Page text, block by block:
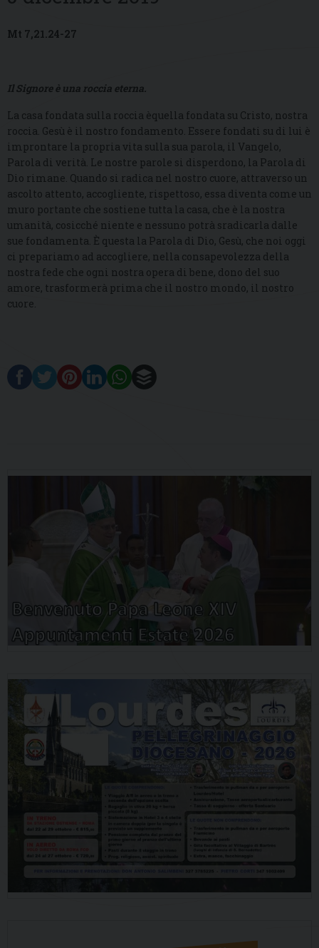
Mt 7,21.24-27
Il Signore è una roccia eterna.
La casa fondata sulla roccia èquella fondata su Cristo, nostra
roccia. Gesù è il nostro fondamento. Essere fondati su di lui è
improntare la propria vita sulla sua parola, il Vangelo,
Parola di verità. Le nostre parole si disperdono, la Parola di
Dio rimane. Quando si radica nel nostro cuore, attraverso un
ascolto attento, accogliente, rispettoso, essa diventa come un
muro portante che sostiene tutta la casa, che è la nostra
umanità, cosicché niente e nessuno potrà sradicarla dalle
sue fondamenta. È questa la Parola di Dio, Gesù, che noi oggi
ci prepariamo ad accogliere, nella consapevolezza della
nostra fede che ogni nostra opera di bene, dono del suo
amore, trasformerà prima che il nostro mondo, il nostro
cuore.